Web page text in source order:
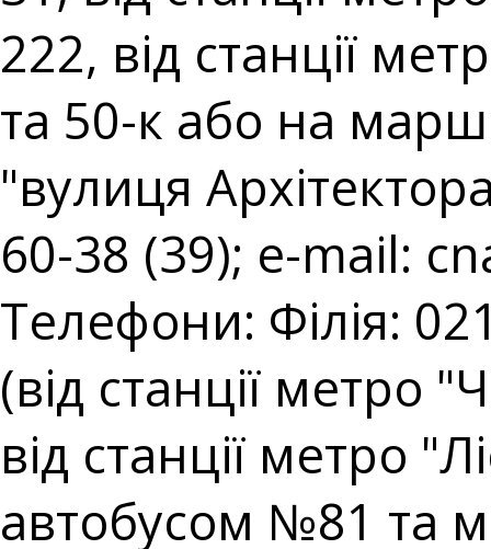
222, від станції
та 50-к або на
"вулиця
60-38 (39); e-mail:
Телефони: Філія:
(від станції метро
від станції метро
автобусом №81 та